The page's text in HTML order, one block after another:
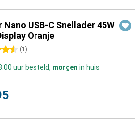
Nano USB-C Snellader 45W
Oranje
(1 )
uur besteld, morgen in huis